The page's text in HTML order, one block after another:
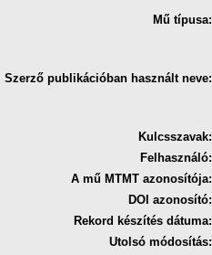
Mű típusa:
Szerző publikációban használt neve:
Kulcsszavak:
Felhasználó:
A mű MTMT azonosítója:
DOI azonosító:
Rekord készítés dátuma:
Utolsó módosítás: